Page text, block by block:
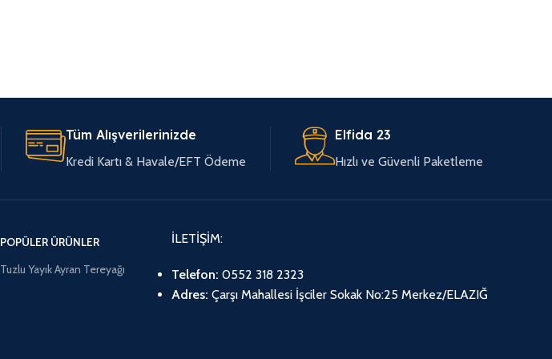
Tüm Alışverilerinizde
Kredi Kartı & Havale/EFT Ödeme
Elfida 23
Hızlı ve Güvenli Paketleme
POPÜLER ÜRÜNLER
Tuzlu Yayık Ayran Tereyağı
İLETİŞİM:
Telefon: 0552 318 2323
Adres: Çarşı Mahallesi İşciler Sokak No:25 Merkez/ELAZIĞ